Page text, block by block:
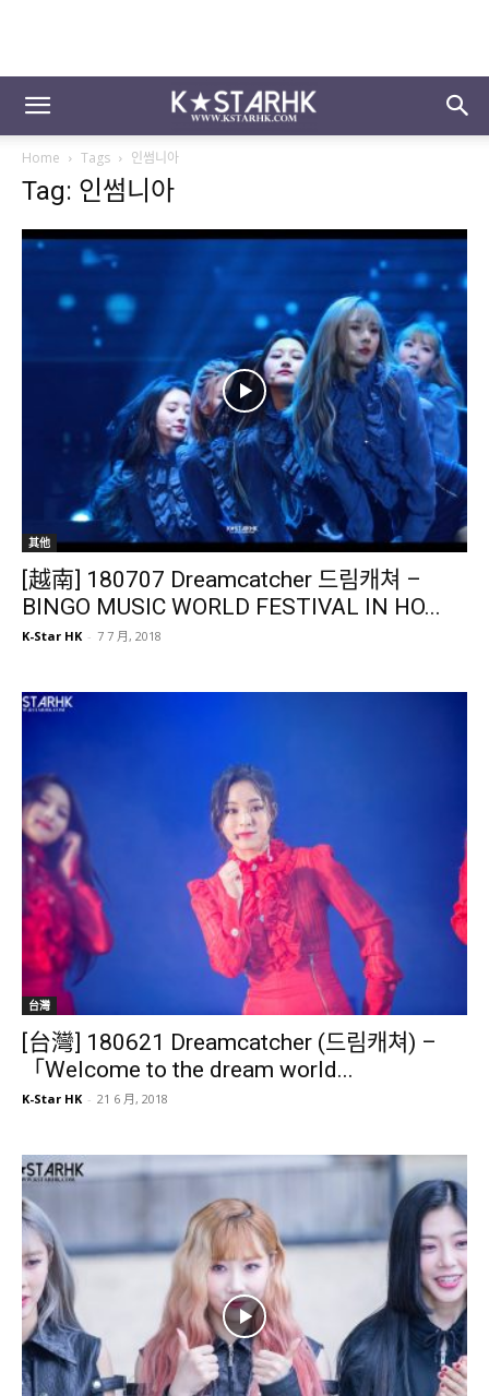
Home Tags 인썸니아
Tag: 인썸니아
其他
[越南] 180707 Dreamcatcher 드림캐쳐 –
BINGO MUSIC WORLD FESTIVAL IN HO...
K-Star HK - 7 7 月, 2018
台灣
[台灣] 180621 Dreamcatcher (드림캐쳐) –
「Welcome to the dream world...
K-Star HK - 21 6 月, 2018